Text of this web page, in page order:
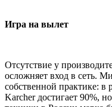
Игра на вылет
Отсутствие у
осложняет вход в сеть.
собственной практике: в
Karcher достигает 90%,